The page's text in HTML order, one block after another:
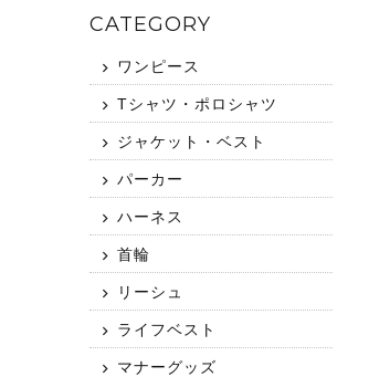
CATEGORY
ワンピース
Tシャツ・ポロシャツ
ジャケット・ベスト
パーカー
ハーネス
首輪
リーシュ
ライフベスト
マナーグッズ